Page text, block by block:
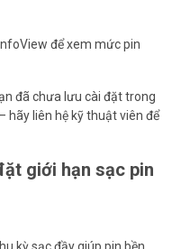
để xem mức pin
đã chưa lưu cài đặt trong
hãy liên hệ kỹ thuật viên để
giới hạn sạc pin
kỳ sạc đầy giúp pin bền